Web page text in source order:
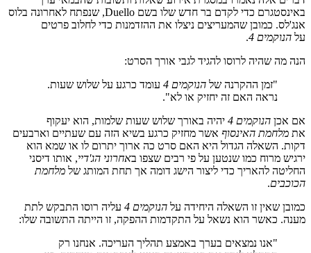
באינסטגרם כדי לקדם בר חדש שלו בשם Duello, שנפתח לאחרונה בלוס
אנג'לס. כמובן שהמעריצים ניצלו את ההזדמנות כדי לחלוב פרטים
על הנוקמים 4
.
הנה מה שהיה לרוסו להגיד לגבי אורך הסרט:
"זמן ההקרנה של הנוקמים 4
עומד כרגע על שלוש שעות.
נראה האם זה יחזיק או לא".
אם אכן הנוקמים 4
יהיה באורך שלוש שעות שלמות, הוא יעקוף
את מלחמת האינסוף אשר מחזיק כרגע בשיא הזה עם שעתיים וארבעים
דקות. השאלה הגדול היא האם סרט כה ארוך יתרום לו או שמא הוא
ירגיש מרוח כמו שנטען על פי רבים שצפו באחרוני הג'דיי, אותו דיסני
החליטה להאריך כדי ליצור הישג דומה אך תחת המותג של מלחמת
הכוכבים.
כמובן שאין זו השאלה היחידה על הנוקמים 4
עליה רוסו התבקש לתת
מענה. כאשר הוא נשאל על התקדמות ההפקה, זו הייתה התשובה שלו:
"אנו נמצאים בערך באמצע תהליך העריכה. אנחנו רק